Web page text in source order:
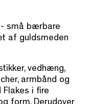
- små bærbare
af guldsmeden
vedhæng,
armbånd og
Flakes i fire